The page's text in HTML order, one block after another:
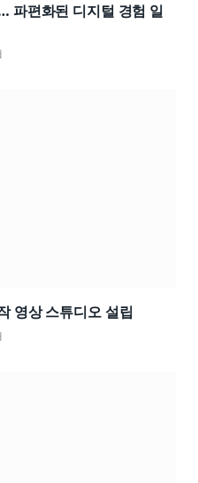
파편화된 디지털 경험 일
영상 스튜디오 설립